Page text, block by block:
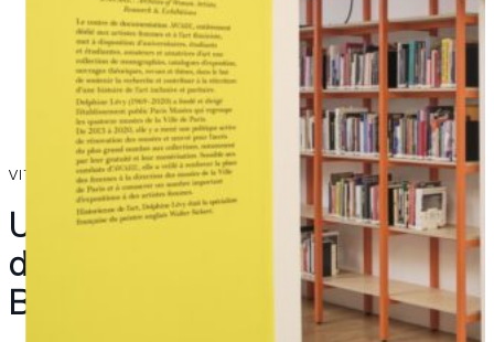
VITRINE POUR UN.E DESIGNER 9ÈME BIENNALE - 2022/24
Un concours Design Textile
dans l’Eurorégion
Belgique/Hauts-de-France